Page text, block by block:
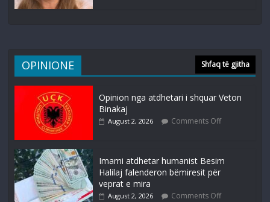
OPINIONE Shfaq të gjitha
Opinion nga atdhetari i shquar Veton
Binakaj
August 2, 2026 Comments Off
Imami atdhetar humanist Besim
Halilaj falenderon bëmiresit për
veprat e mira
August 2, 2026 Comments Off